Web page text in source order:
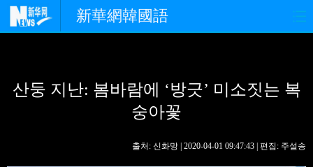
新華網韓國語
경제 사회 포토
핫 TV
산둥 지난: 봄바람에 ‘방긋’ 미소짓는 복
숭아꽃
출처: 신화망 | 2020-04-01 09:47:43 | 편집: 주설송